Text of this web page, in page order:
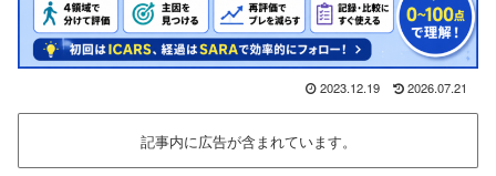
2023.12.19 2026.07.21
記事内に広告が含まれています。